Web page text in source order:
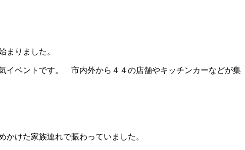
まりました。
イベントです。 市内外から４４の店舗やキッチンカーなどが集
けた家族連れで賑わっていました。